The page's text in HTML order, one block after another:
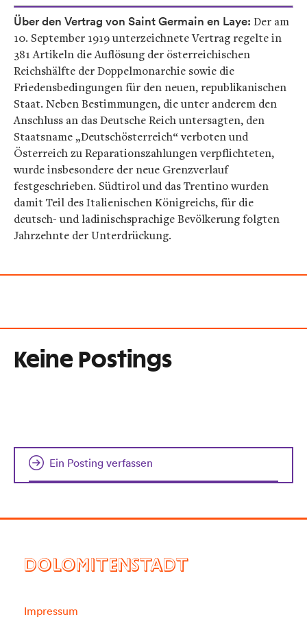
Über den Vertrag von Saint Germain en Laye: Der am
10. September 1919 unterzeichnete Vertrag regelte in
381 Artikeln die Auflösung der österreichischen
Reichshälfte der Doppelmonarchie sowie die
Friedensbedingungen für den neuen, republikanischen
Staat. Neben Bestimmungen, die unter anderem den
Anschluss an das Deutsche Reich untersagten, den
Staatsname „Deutschösterreich“ verboten und
Österreich zu Reparationszahlungen verpflichteten,
wurde insbesondere der neue Grenzverlauf
festgeschrieben. Südtirol und das Trentino wurden
damit Teil des Italienischen Königreichs, für die
deutsch- und ladinischsprachige Bevölkerung folgten
Jahrzehnte der Unterdrückung.
Keine Postings
Ein Posting verfassen
DOLOMITENSTADT
Impressum